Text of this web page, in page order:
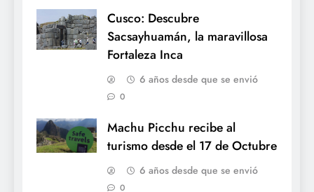
Cusco: Descubre
Sacsayhuamán, la maravillosa
Fortaleza Inca
6 años desde que se envió
0
Machu Picchu recibe al
turismo desde el 17 de Octubre
6 años desde que se envió
0